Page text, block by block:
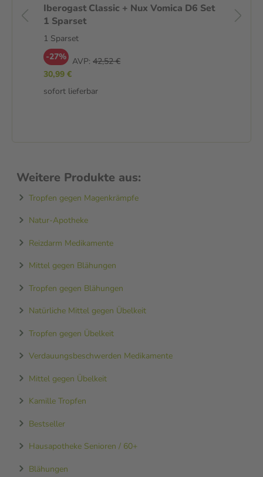
Iberogast Classic + Nux Vomica D6 Set
1 Sparset
1 Sparset
-27% AVP: 42,52 €
30,99 €
sofort lieferbar
Weitere Produkte aus:
Tropfen gegen Magenkrämpfe
Natur-Apotheke
Reizdarm Medikamente
Mittel gegen Blähungen
Tropfen gegen Blähungen
Natürliche Mittel gegen Übelkeit
Tropfen gegen Übelkeit
Verdauungsbeschwerden Medikamente
Mittel gegen Übelkeit
Kamille Tropfen
Bestseller
Hausapotheke Senioren / 60+
Blähungen